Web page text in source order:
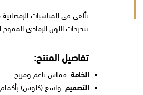
تألقي في المناسبات
بتدرجات اللون الرمادي
تفاصيل المنتج:
الخامة: قماش ناعم ومريح
التصميم: واسع (كلوش)